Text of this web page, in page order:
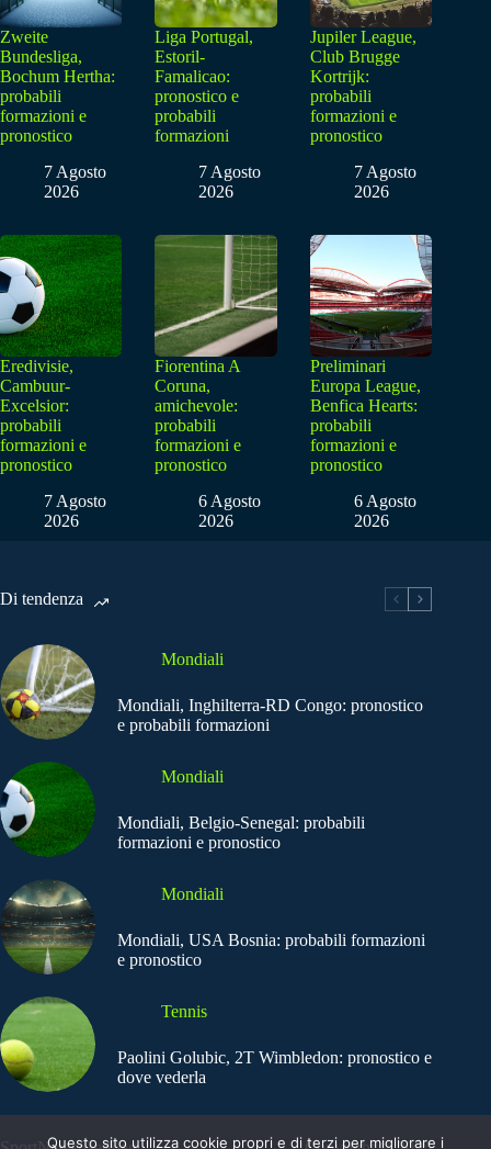
Zweite
Bundesliga,
Bochum Hertha:
probabili
formazioni e
pronostico
7 Agosto
2026
Liga Portugal,
Estoril-
Famalicao:
pronostico e
probabili
formazioni
7 Agosto
2026
Jupiler League,
Club Brugge
Kortrijk:
probabili
formazioni e
pronostico
7 Agosto
2026
Eredivisie,
Cambuur-
Excelsior:
probabili
formazioni e
pronostico
7 Agosto
2026
Fiorentina A
Coruna,
amichevole:
probabili
formazioni e
pronostico
6 Agosto
2026
Preliminari
Europa League,
Benfica Hearts:
probabili
formazioni e
pronostico
6 Agosto
2026
Di tendenza
Mondiali
Mondiali, Inghilterra-RD Congo: pronostico
e probabili formazioni
Mondiali
Mondiali, Belgio-Senegal: probabili
formazioni e pronostico
Mondiali
Mondiali, USA Bosnia: probabili formazioni
e pronostico
Tennis
Paolini Golubic, 2T Wimbledon: pronostico e
dove vederla
Questo sito utilizza cookie propri e di terzi per migliorare i